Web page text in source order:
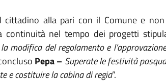
alla pari con il Comune e
continuità nel tempo dei progetti
modifica del regolamento e
Pepa – Superate le festività
e costituire la cabina di regia”.